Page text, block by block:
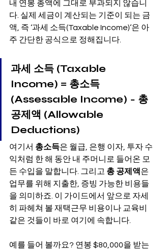
내 연봉 총액에 그대로 부과되지 않습니
다. 실제 세금이 계산되는 기준이 되는 금
액, 즉 ‘과세 소득(Taxable Income)’은 아
주 간단한 공식으로 정해집니다.
과세 소득 (Taxable
Income) = 총소득
(Assessable Income) - 총
공제액 (Allowable
Deductions)
여기서 총소득은 월급, 은행 이자, 투자 수
익처럼 한 해 동안 내 주머니로 들어온 모
든 수입을 말합니다. 그리고 총 공제액은
업무를 위해 지출한, 증빙 가능한 비용들
을 의미하죠. 이 가이드에서 앞으로 자세
히 파헤쳐 볼 재택근무 비용이나 교육비
같은 것들이 바로 여기에 속합니다.
예를 들어 볼까요? 연봉 $80,000을 받는